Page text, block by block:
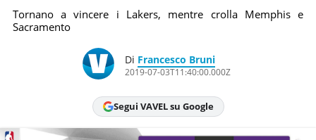
Argentina
Tornano a vincere i Lakers, mentre crolla Memphis e
Sacramento
Di Francesco Bruni
2019-07-03T11:40:00.000Z
Segui VAVEL su Google